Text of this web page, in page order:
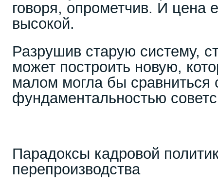
говоря, опрометчив. И цена
высокой.
Разрушив старую систему,
может построить новую,
малом могла бы сравниться
фундаментальностью
Парадоксы кадровой
перепроизводства